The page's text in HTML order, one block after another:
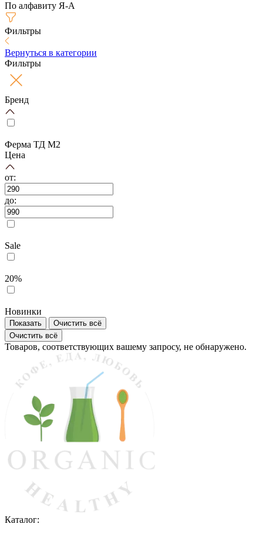
По алфавиту Я-А
Фильтры
Вернуться в категории
Фильтры
Бренд
Ферма ТД М2
Цена
от:
до:
Sale
20%
Новинки
Показать
Очистить всё
Очистить всё
Товаров, соответствующих вашему запросу, не обнаружено.
Каталог: